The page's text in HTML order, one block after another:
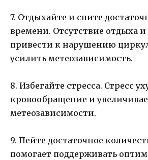
7. Отдыхайте и спите
времени. Отсутствие отдыха
привести к нарушению
усилить метеозависимость.
8. Избегайте стресса. Стресс
кровообращение и
метеозависимости.
9. Пейте достаточное
помогает поддерживать